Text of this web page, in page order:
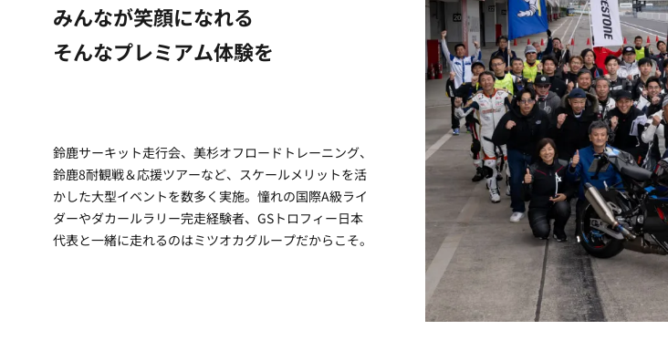
みんなが笑顔になれる
そんなプレミアム体験を
鈴鹿サーキット走行会、美杉オフロードトレーニング、
鈴鹿8耐観戦＆応援ツアーなど、スケールメリットを活
かした大型イベントを数多く実施。憧れの国際A級ライ
ダーやダカールラリー完走経験者、GSトロフィー日本
代表と一緒に走れるのはミツオカグループだからこそ。